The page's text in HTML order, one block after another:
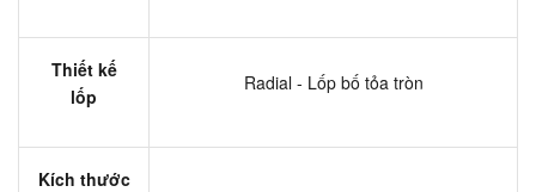
Thiết kế
lốp
Radial - Lốp bố tỏa tròn
Kích thước